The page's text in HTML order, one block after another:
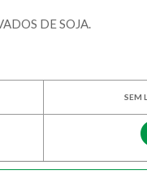
DE SOJA.
SEM